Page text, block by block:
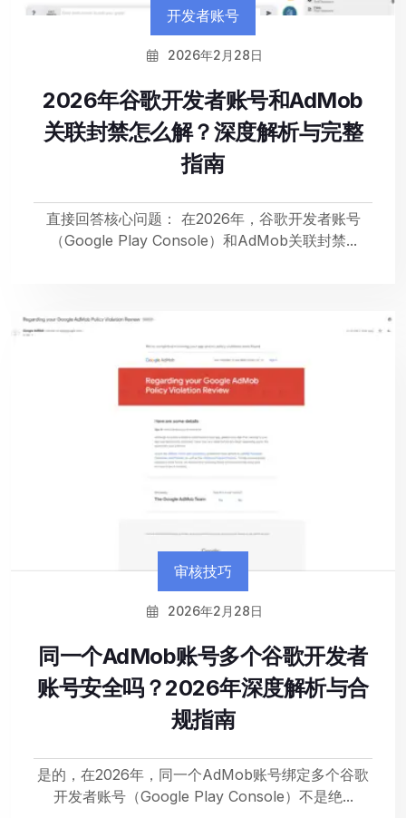
开发者账号
2026年2月28日
2026年谷歌开发者账号和AdMob
关联封禁怎么解？深度解析与完整
指南
直接回答核心问题： 在2026年，谷歌开发者账号
（Google Play Console）和AdMob关联封禁...
审核技巧
2026年2月28日
同一个AdMob账号多个谷歌开发者
账号安全吗？2026年深度解析与合
规指南
是的，在2026年，同一个AdMob账号绑定多个谷歌
开发者账号（Google Play Console）不是绝...